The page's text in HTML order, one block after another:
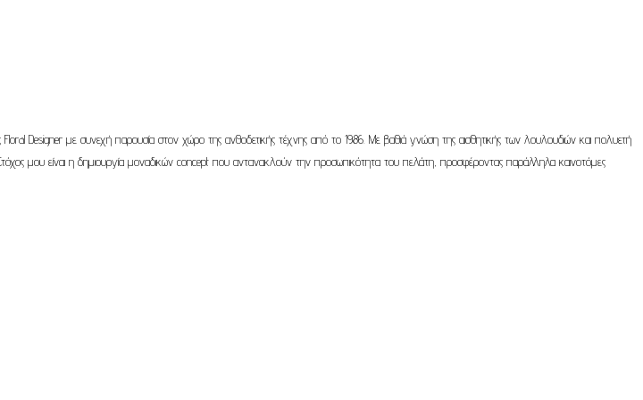
Designer με συνεχή παρουσία στον χώρο της ανθοδετικής τέχνης από το 1986. Με βαθιά γνώση της αισθητικής των λουλουδιών και πολυετή
μου είναι η δημιουργία μοναδικών concept που αντανακλούν την προσωπικότητα του πελάτη, προσφέροντας παράλληλα καινοτόμες